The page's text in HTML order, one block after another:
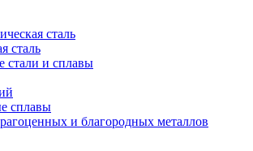
сталь
сталь
стали и сплавы
сплавы
и благородных металлов